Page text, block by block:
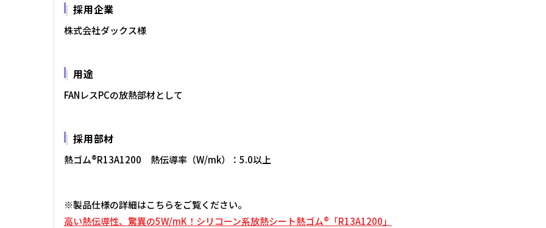
採用企業
株式会社ダックス様
用途
FANレスPCの放熱部材として
採用部材
熱ゴム®R13A1200 熱伝導率（W/mk）：5.0以上
※製品仕様の詳細はこちらをご覧ください。
高い熱伝導性、驚異の5W/mK！シリコーン系放熱シート熱ゴム®「R13A1200」